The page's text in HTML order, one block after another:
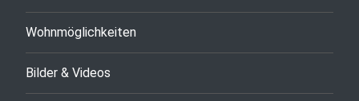
Wohnmöglichkeiten
Bilder & Videos